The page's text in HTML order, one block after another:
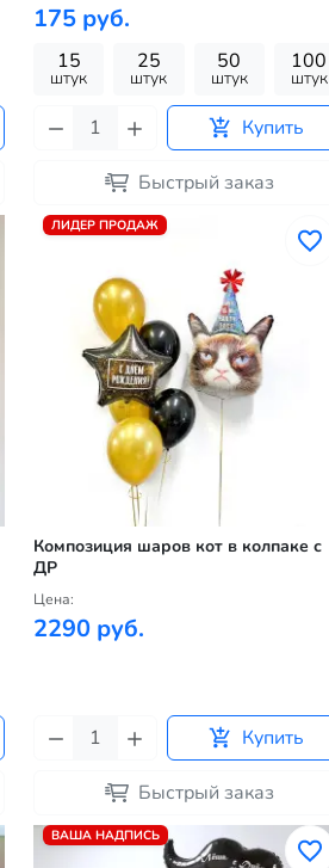
175 руб.
15
штук
25
штук
50
штук
100
штук
Купить
Быстрый заказ
ЛИДЕР ПРОДАЖ
Композиция шаров кот в колпаке с
ДР
Цена:
2290 руб.
Купить
Быстрый заказ
ВАША НАДПИСЬ